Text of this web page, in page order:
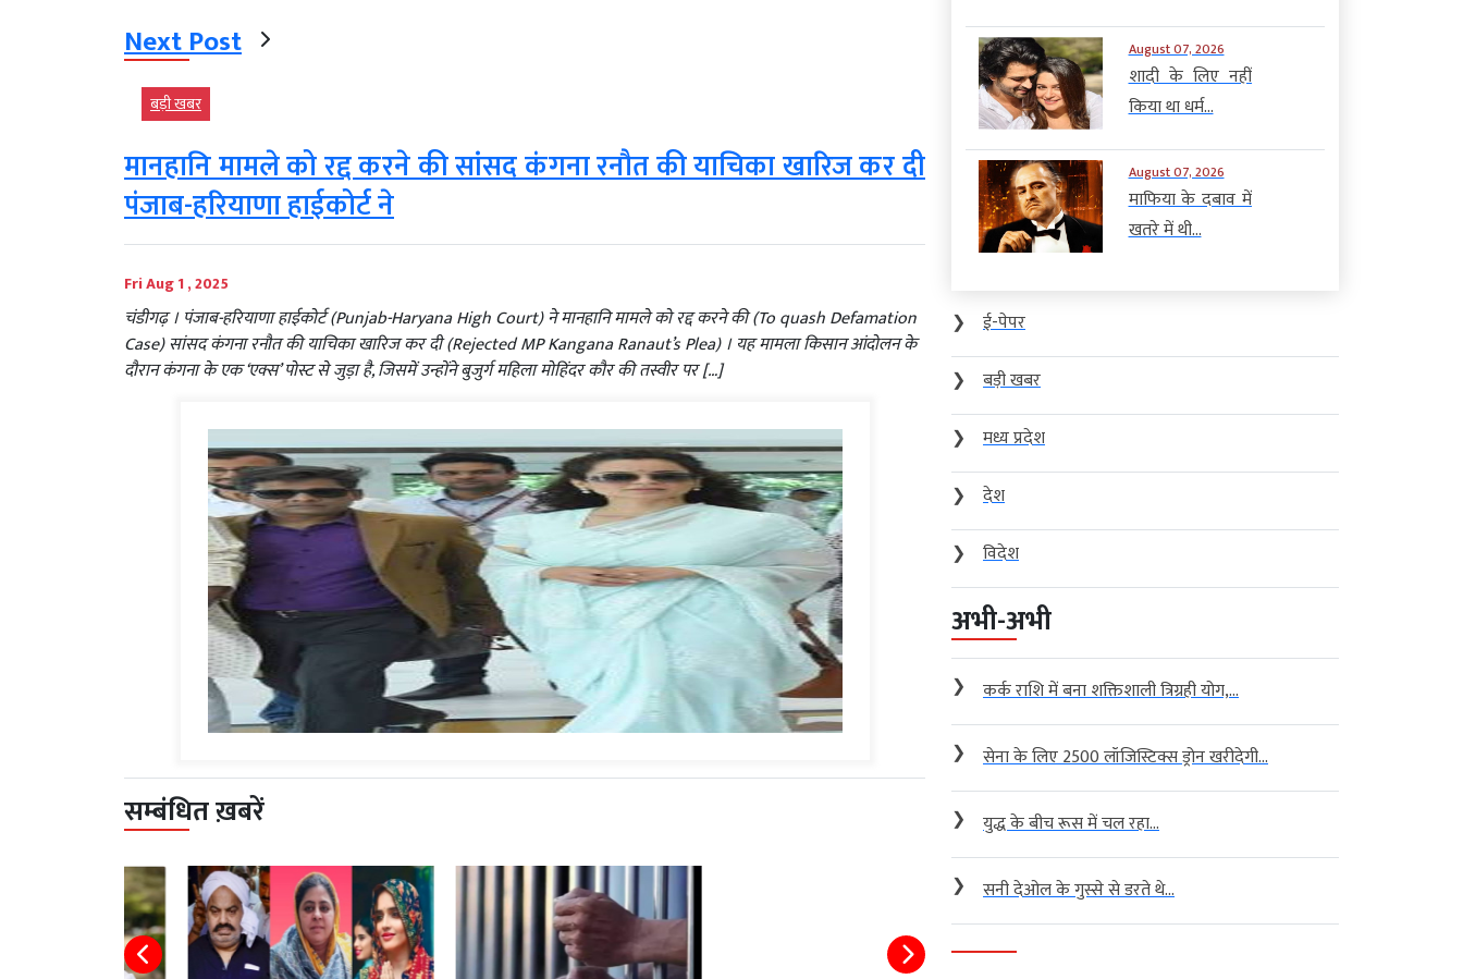
Next Post
बड़ी खबर
मानहानि मामले को रद्द करने की सांसद कंगना रनौत की याचिका खारिज कर दी
पंजाब-हरियाणा हाईकोर्ट ने
Fri Aug 1 , 2025
चंडीगढ़ । पंजाब-हरियाणा हाईकोर्ट (Punjab-Haryana High Court) ने मानहानि मामले को रद्द करने की (To quash Defamation
Case) सांसद कंगना रनौत की याचिका खारिज कर दी (Rejected MP Kangana Ranaut’s Plea) । यह मामला किसान आंदोलन के
दौरान कंगना के एक ‘एक्स’ पोस्ट से जुड़ा है, जिसमें उन्होंने बुजुर्ग महिला मोहिंदर कौर की तस्वीर पर […]
सम्बंधित ख़बरें
August 07, 2026
शादी के लिए नहीं
किया था धर्म...
August 07, 2026
माफिया के दबाव में
खतरे में थी...
❯
ई-पेपर
❯
बड़ी खबर
❯
मध्य प्रदेश
❯
देश
❯
विदेश
अभी-अभी
❯ कर्क राशि में बना शक्तिशाली त्रिग्रही योग,...
❯ सेना के लिए 2500 लॉजिस्टिक्स ड्रोन खरीदेगी...
❯ युद्ध के बीच रूस में चल रहा...
❯ सनी देओल के गुस्से से डरते थे...